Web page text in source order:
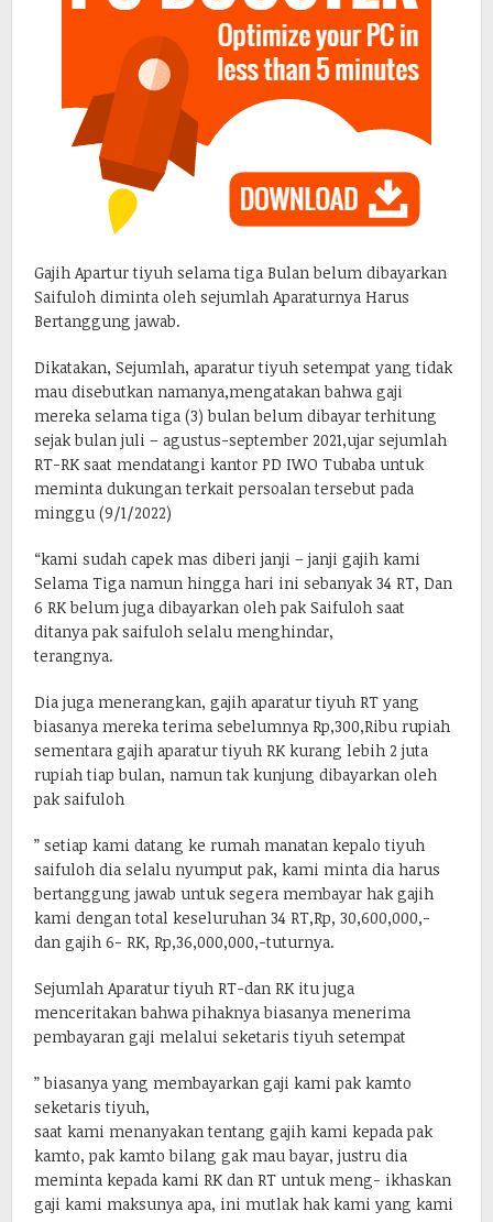
Gajih Apartur tiyuh selama tiga Bulan belum dibayarkan
Saifuloh diminta oleh sejumlah Aparaturnya Harus
Bertanggung jawab.
Dikatakan, Sejumlah, aparatur tiyuh setempat yang tidak
mau disebutkan namanya,mengatakan bahwa gaji
mereka selama tiga (3) bulan belum dibayar terhitung
sejak bulan juli – agustus-september 2021,ujar sejumlah
RT-RK saat mendatangi kantor PD IWO Tubaba untuk
meminta dukungan terkait persoalan tersebut pada
minggu (9/1/2022)
“kami sudah capek mas diberi janji – janji gajih kami
Selama Tiga namun hingga hari ini sebanyak 34 RT, Dan
6 RK belum juga dibayarkan oleh pak Saifuloh saat
ditanya pak saifuloh selalu menghindar,
terangnya.
Dia juga menerangkan, gajih aparatur tiyuh RT yang
biasanya mereka terima sebelumnya Rp,300,Ribu rupiah
sementara gajih aparatur tiyuh RK kurang lebih 2 juta
rupiah tiap bulan, namun tak kunjung dibayarkan oleh
pak saifuloh
” setiap kami datang ke rumah manatan kepalo tiyuh
saifuloh dia selalu nyumput pak, kami minta dia harus
bertanggung jawab untuk segera membayar hak gajih
kami dengan total keseluruhan 34 RT,Rp, 30,600,000,-
dan gajih 6- RK, Rp,36,000,000,-tuturnya.
Sejumlah Aparatur tiyuh RT-dan RK itu juga
menceritakan bahwa pihaknya biasanya menerima
pembayaran gaji melalui seketaris tiyuh setempat
” biasanya yang membayarkan gaji kami pak kamto
seketaris tiyuh,
saat kami menanyakan tentang gajih kami kepada pak
kamto, pak kamto bilang gak mau bayar, justru dia
meminta kepada kami RK dan RT untuk meng- ikhaskan
gaji kami maksunya apa, ini mutlak hak kami yang kami